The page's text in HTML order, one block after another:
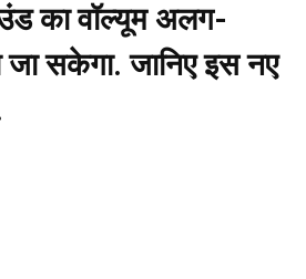
का वॉल्यूम अलग-
सकेगा. जानिए इस नए